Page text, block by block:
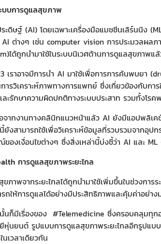
บบการดูแลสุขภาพ
ดิษฐ์ (AI) โดยเฉพาะเครื่องมือแมชชีนเลิร์นนิง
ต่างๆ เช่น computer vision การประมวลผล
ได้ถูกนำมาใช้ในระบบนิเวศด้านการดูแลสุขภาพแ
เราอาจมีการนำ AI มาใช้เพื่อการการค้นพบยา
ารวิเคราะห์ภาพทางการแพทย์ ซึ่งเกี่ยวข้องกับก
ะรักษาความผิดปกติทางระบบประสาท รวมทั้งโรค
จากงานทางคลินิกแนวหน้าแล้ว AI ยังมีแอปพลิเคชั
ยังสามารถใช้เพื่อวิเคราะห์ข้อมูลที่รวบรวมจากอุ
ของเงื่อนไขต่างๆ ซึ่งสิ่งเหล่านี้บ่งชี้ว่า AI และ
การดูแลสุขภาพระยะไกล
ขภาพจากระยะไกลได้ถูกนำมาใช้เพิ่มขึ้นในช่วงก
ถให้การดูแลได้อย่างมีประสิทธิภาพและคุ้มค่าอย่า
นก็มีเรื่องของ #Telemedicine ซึ่งครอบคลุมทุก
ยีหุ่นยนต์ รูปแบบการดูแลสุขภาพระยะไกลอีกรูปแบ
เวลาเดียวกัน